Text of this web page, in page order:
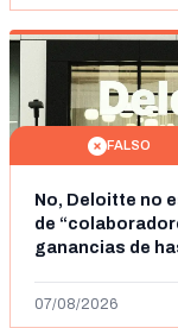
FALSO
No, Deloitte no
de
ganancias de
07/08/2026